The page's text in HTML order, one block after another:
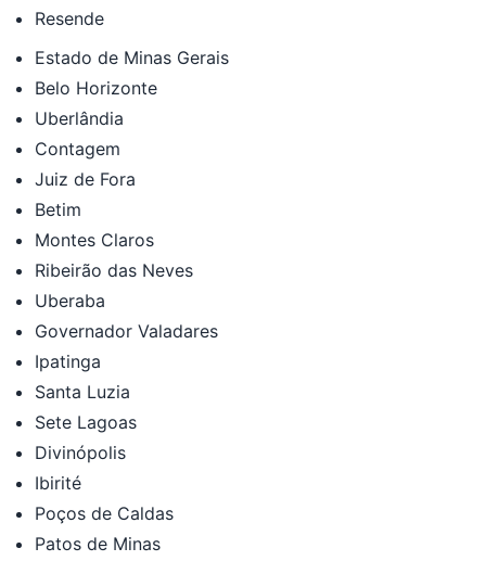
Resende
Estado de Minas Gerais
Belo Horizonte
Uberlândia
Contagem
Juiz de Fora
Betim
Montes Claros
Ribeirão das Neves
Uberaba
Governador Valadares
Ipatinga
Santa Luzia
Sete Lagoas
Divinópolis
Ibirité
Poços de Caldas
Patos de Minas